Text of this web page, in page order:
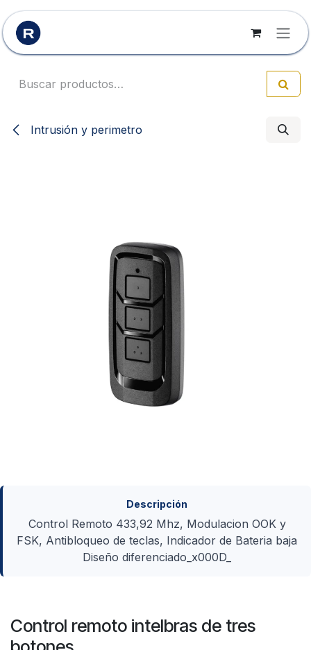
Ir al contenido
Intrusión y perimetro
Descripción
Control Remoto 433,92 Mhz, Modulacion OOK y
FSK, Antibloqueo de teclas, Indicador de Bateria baja
Diseño diferenciado_x000D_
Control remoto intelbras de tres